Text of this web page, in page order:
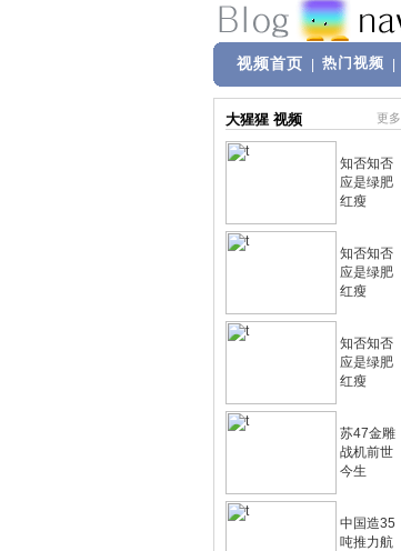
视频首页 热门视频
大猩猩 视频 更多
知否知否
应是绿肥
红瘦
知否知否
应是绿肥
红瘦
知否知否
应是绿肥
红瘦
苏47金雕
战机前世
今生
中国造35
吨推力航